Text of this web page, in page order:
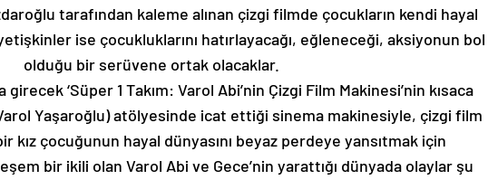
tarafından kaleme alınan çizgi filmde çocukların kendi hayal
ise çocukluklarını hatırlayacağı, eğleneceği, aksiyonun bol
olduğu bir serüvene ortak olacaklar.
girecek ‘Süper 1 Takım: Varol Abi’nin Çizgi Film Makinesi’nin kısaca
Yaşaroğlu) atölyesinde icat ettiği sinema makinesiyle, çizgi film
kız çocuğunun hayal dünyasını beyaz perdeye yansıtmak için
bir ikili olan Varol Abi ve Gece’nin yarattığı dünyada olaylar şu